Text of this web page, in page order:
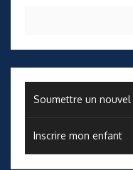
Soumettre un
Inscrire mon enfant